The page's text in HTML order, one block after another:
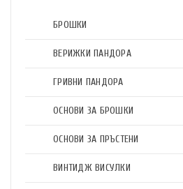
БРОШКИ
ВЕРИЖКИ ПАНДОРА
ГРИВНИ ПАНДОРА
ОСНОВИ ЗА БРОШКИ
ОСНОВИ ЗА ПРЪСТЕНИ
ВИНТИДЖ ВИСУЛКИ